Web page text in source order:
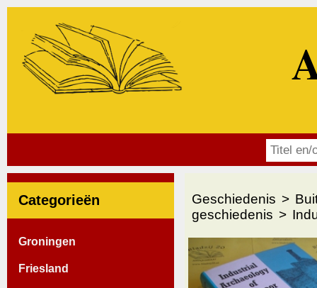
Categorieën
Groningen
Friesland
Geschiedenis
geschiedenis